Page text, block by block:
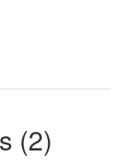
(2)